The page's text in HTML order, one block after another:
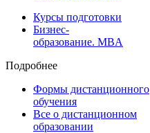
Курсы подготовки
Бизнес-
образование. MBA
Подробнее
Формы дистанционного
обучения
Все о дистанционном
образовании